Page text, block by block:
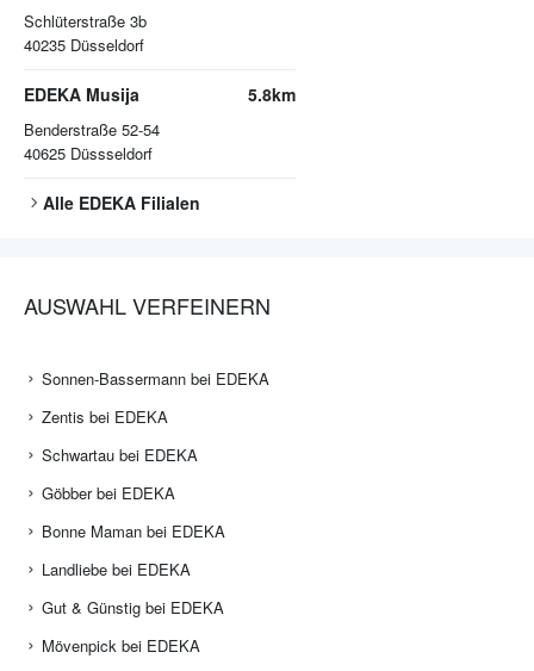
Schlüterstraße 3b
40235 Düsseldorf
EDEKA Musija
Benderstraße 52-54
40625 Düssseldorf
5.8km
Alle EDEKA Filialen
AUSWAHL VERFEINERN
Sonnen-Bassermann bei EDEKA
Zentis bei EDEKA
Schwartau bei EDEKA
Göbber bei EDEKA
Bonne Maman bei EDEKA
Landliebe bei EDEKA
Gut & Günstig bei EDEKA
Mövenpick bei EDEKA